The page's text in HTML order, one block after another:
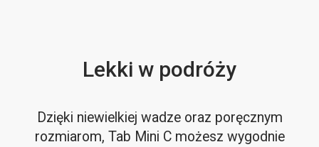
Lekki w podróży
Dzięki niewielkiej wadze oraz poręcznym
rozmiarom, Tab Mini C możesz wygodnie